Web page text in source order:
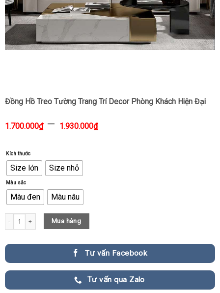
Đồng Hồ Treo Tường Trang Trí Decor Phòng Khách Hiện Đại
1.700.000₫– 1.930.000₫
Kích thước
Size lớn Size nhỏ
Màu sắc
Màu đen Màu nâu
Đồng Hồ Treo Tường Trang Trí Decor Phòng Khách Hiện Đại quantity
Mua hàng
Tư vấn Facebook
Tư vấn qua Zalo